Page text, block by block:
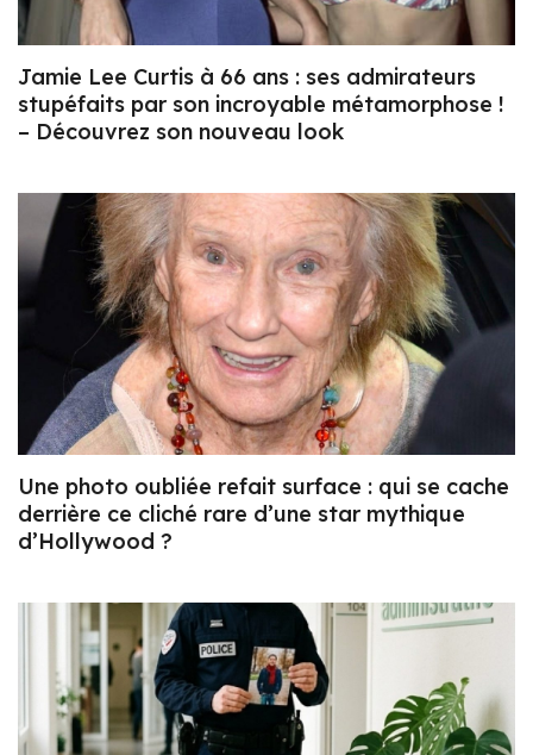
Jamie Lee Curtis à 66 ans : ses admirateurs
stupéfaits par son incroyable métamorphose !
– Découvrez son nouveau look
Une photo oubliée refait surface : qui se cache
derrière ce cliché rare d’une star mythique
d’Hollywood ?